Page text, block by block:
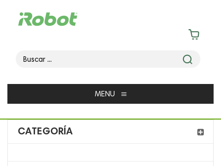
MENU ≡
CATEGORÍA